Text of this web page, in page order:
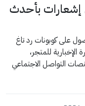
بأحدث
على كوبونات رد تاغ
للمتجر،
التواصل الاجتماعي